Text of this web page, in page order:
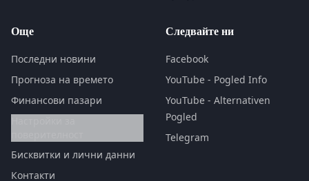
Още
Последни новини
Прогноза на времето
Финансови пазари
Бисквитки и лични данни
Контакти
Следвайте ни
Facebook
YouTube - Pogled Info
YouTube - Alternativen
Pogled
Telegram